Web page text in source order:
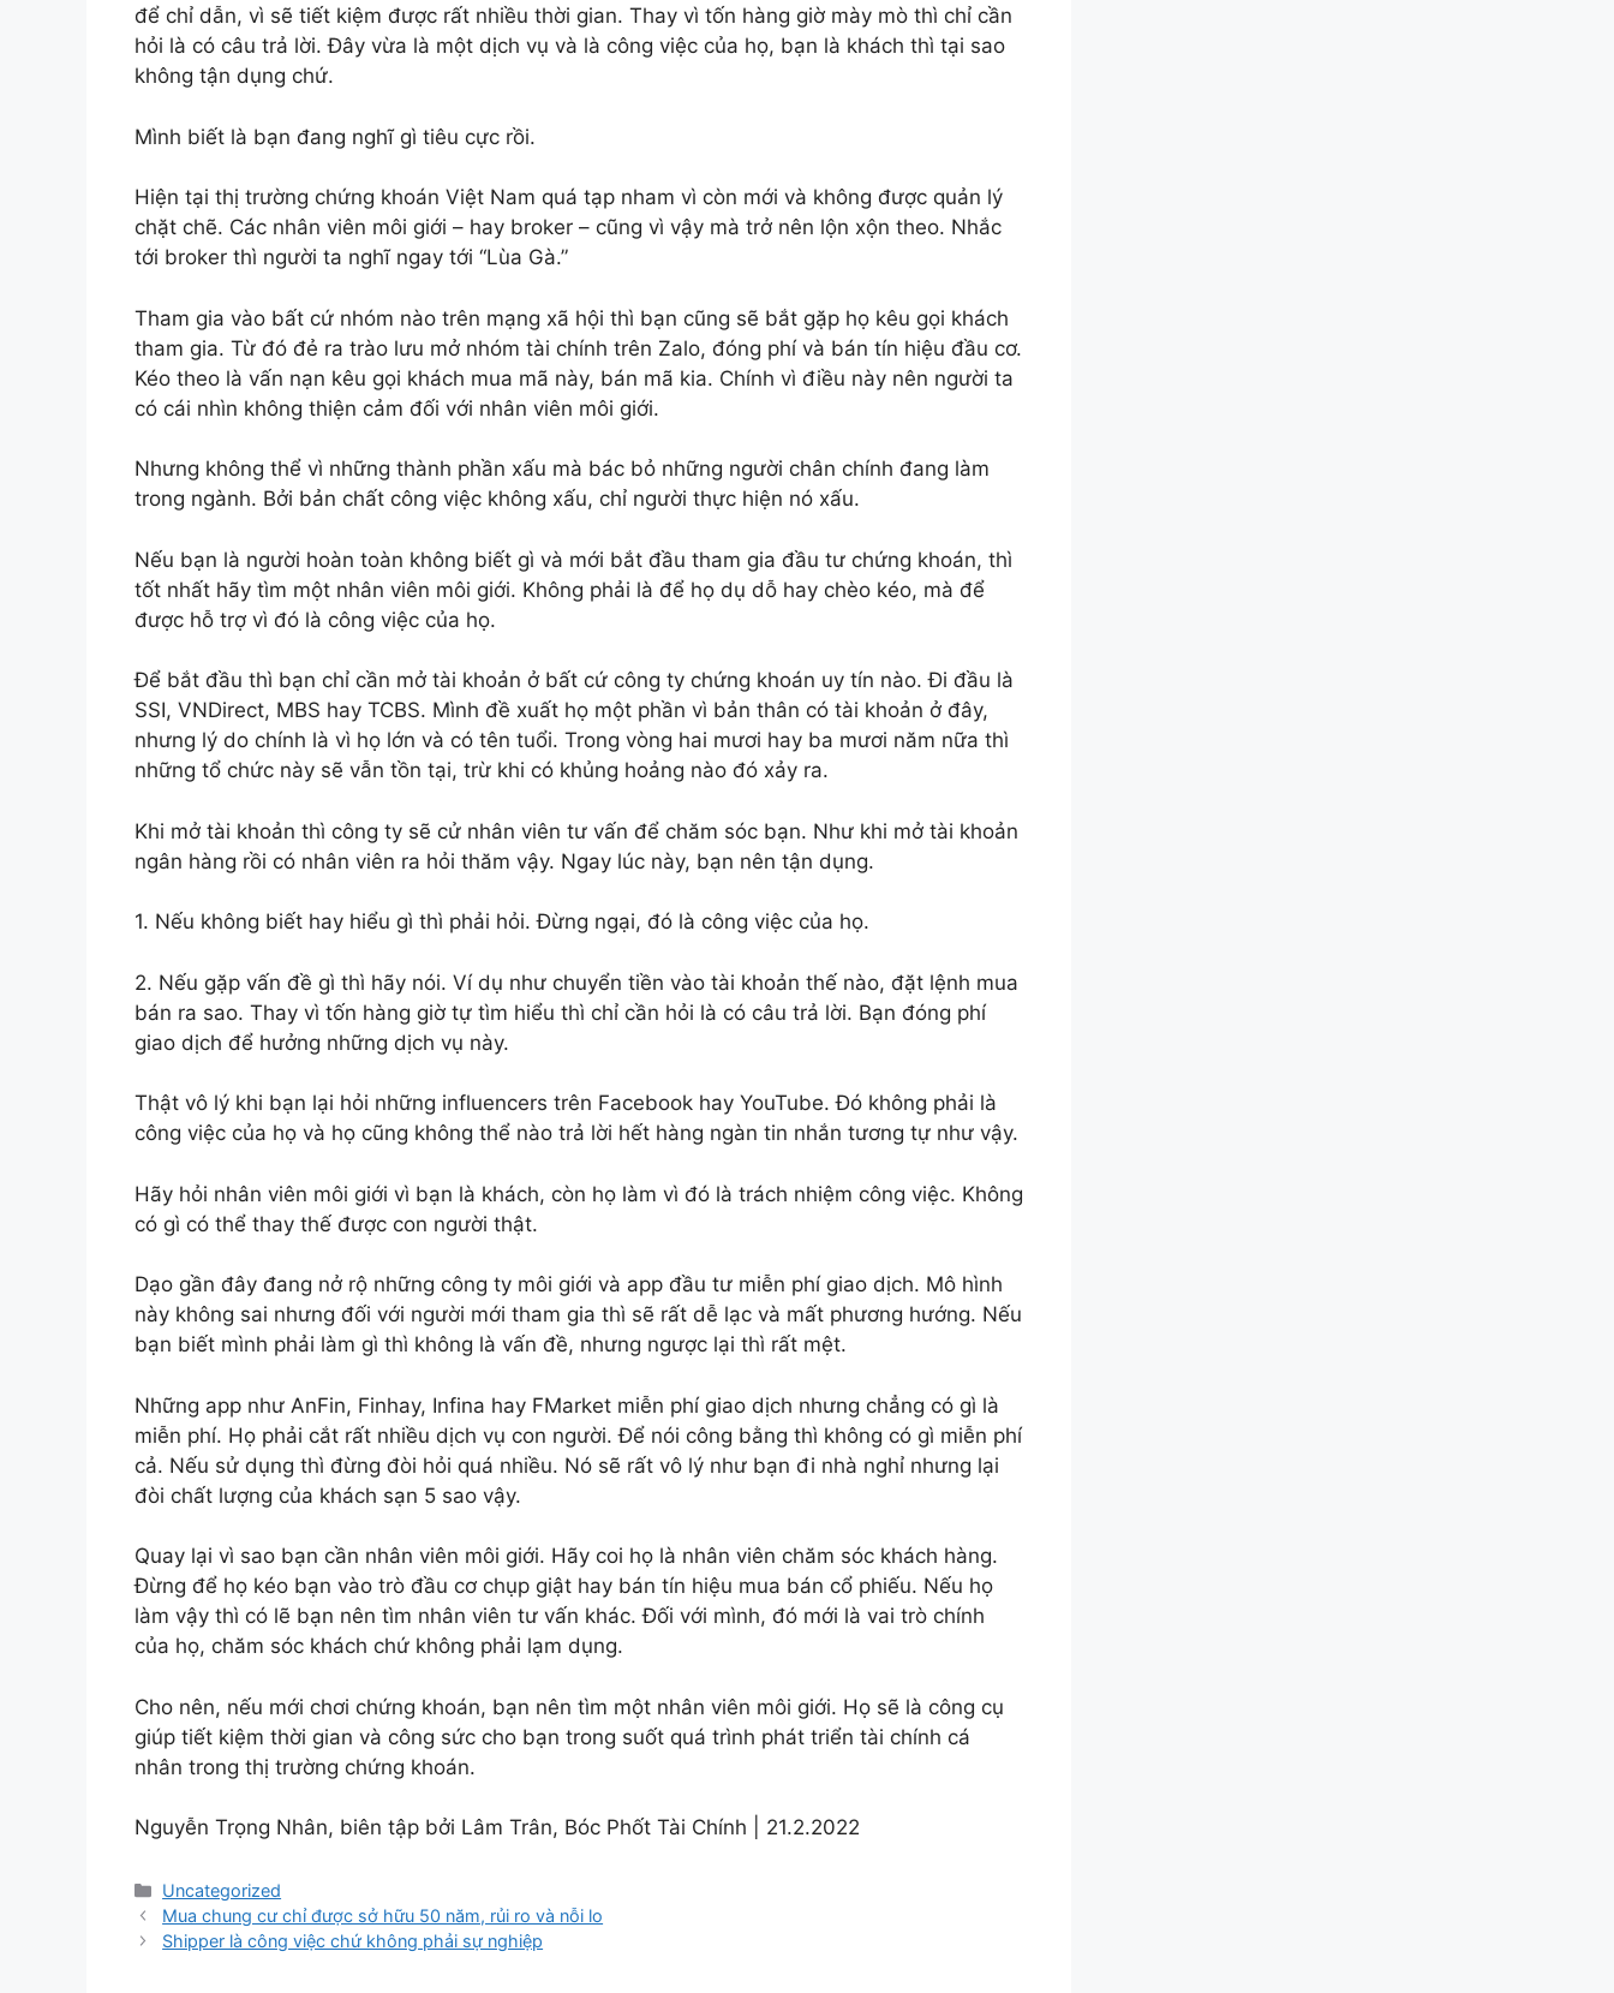
để chỉ dẫn, vì sẽ tiết kiệm được rất nhiều thời gian. Thay vì tốn hàng giờ mày mò thì chỉ cần
hỏi là có câu trả lời. Đây vừa là một dịch vụ và là công việc của họ, bạn là khách thì tại sao
không tận dụng chứ.
Mình biết là bạn đang nghĩ gì tiêu cực rồi.
Hiện tại thị trường chứng khoán Việt Nam quá tạp nham vì còn mới và không được quản lý
chặt chẽ. Các nhân viên môi giới – hay broker – cũng vì vậy mà trở nên lộn xộn theo. Nhắc
tới broker thì người ta nghĩ ngay tới “Lùa Gà.”
Tham gia vào bất cứ nhóm nào trên mạng xã hội thì bạn cũng sẽ bắt gặp họ kêu gọi khách
tham gia. Từ đó đẻ ra trào lưu mở nhóm tài chính trên Zalo, đóng phí và bán tín hiệu đầu cơ.
Kéo theo là vấn nạn kêu gọi khách mua mã này, bán mã kia. Chính vì điều này nên người ta
có cái nhìn không thiện cảm đối với nhân viên môi giới.
Nhưng không thể vì những thành phần xấu mà bác bỏ những người chân chính đang làm
trong ngành. Bởi bản chất công việc không xấu, chỉ người thực hiện nó xấu.
Nếu bạn là người hoàn toàn không biết gì và mới bắt đầu tham gia đầu tư chứng khoán, thì
tốt nhất hãy tìm một nhân viên môi giới. Không phải là để họ dụ dỗ hay chèo kéo, mà để
được hỗ trợ vì đó là công việc của họ.
Để bắt đầu thì bạn chỉ cần mở tài khoản ở bất cứ công ty chứng khoán uy tín nào. Đi đầu là
SSI, VNDirect, MBS hay TCBS. Mình đề xuất họ một phần vì bản thân có tài khoản ở đây,
nhưng lý do chính là vì họ lớn và có tên tuổi. Trong vòng hai mươi hay ba mươi năm nữa thì
những tổ chức này sẽ vẫn tồn tại, trừ khi có khủng hoảng nào đó xảy ra.
Khi mở tài khoản thì công ty sẽ cử nhân viên tư vấn để chăm sóc bạn. Như khi mở tài khoản
ngân hàng rồi có nhân viên ra hỏi thăm vậy. Ngay lúc này, bạn nên tận dụng.
1. Nếu không biết hay hiểu gì thì phải hỏi. Đừng ngại, đó là công việc của họ.
2. Nếu gặp vấn đề gì thì hãy nói. Ví dụ như chuyển tiền vào tài khoản thế nào, đặt lệnh mua
bán ra sao. Thay vì tốn hàng giờ tự tìm hiểu thì chỉ cần hỏi là có câu trả lời. Bạn đóng phí
giao dịch để hưởng những dịch vụ này.
Thật vô lý khi bạn lại hỏi những influencers trên Facebook hay YouTube. Đó không phải là
công việc của họ và họ cũng không thể nào trả lời hết hàng ngàn tin nhắn tương tự như vậy.
Hãy hỏi nhân viên môi giới vì bạn là khách, còn họ làm vì đó là trách nhiệm công việc. Không
có gì có thể thay thế được con người thật.
Dạo gần đây đang nở rộ những công ty môi giới và app đầu tư miễn phí giao dịch. Mô hình
này không sai nhưng đối với người mới tham gia thì sẽ rất dễ lạc và mất phương hướng. Nếu
bạn biết mình phải làm gì thì không là vấn đề, nhưng ngược lại thì rất mệt.
Những app như AnFin, Finhay, Infina hay FMarket miễn phí giao dịch nhưng chẳng có gì là
miễn phí. Họ phải cắt rất nhiều dịch vụ con người. Để nói công bằng thì không có gì miễn phí
cả. Nếu sử dụng thì đừng đòi hỏi quá nhiều. Nó sẽ rất vô lý như bạn đi nhà nghỉ nhưng lại
đòi chất lượng của khách sạn 5 sao vậy.
Quay lại vì sao bạn cần nhân viên môi giới. Hãy coi họ là nhân viên chăm sóc khách hàng.
Đừng để họ kéo bạn vào trò đầu cơ chụp giật hay bán tín hiệu mua bán cổ phiếu. Nếu họ
làm vậy thì có lẽ bạn nên tìm nhân viên tư vấn khác. Đối với mình, đó mới là vai trò chính
của họ, chăm sóc khách chứ không phải lạm dụng.
Cho nên, nếu mới chơi chứng khoán, bạn nên tìm một nhân viên môi giới. Họ sẽ là công cụ
giúp tiết kiệm thời gian và công sức cho bạn trong suốt quá trình phát triển tài chính cá
nhân trong thị trường chứng khoán.
Nguyễn Trọng Nhân, biên tập bởi Lâm Trân, Bóc Phốt Tài Chính | 21.2.2022
Categories
Uncategorized
Mua chung cư chỉ được sở hữu 50 năm, rủi ro và nỗi lo
Shipper là công việc chứ không phải sự nghiệp